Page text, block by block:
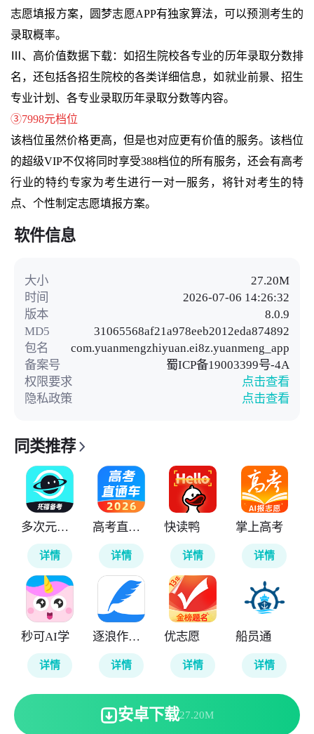
志愿填报方案，圆梦志愿APP有独家算法，可以预测考生的
录取概率。
Ⅲ、高价值数据下载：如招生院校各专业的历年录取分数排
名，还包括各招生院校的各类详细信息，如就业前景、招生
专业计划、各专业录取历年录取分数等内容。
③7998元档位
该档位虽然价格更高，但是也对应更有价值的服务。该档位
的超级VIP不仅将同时享受388档位的所有服务，还会有高考
行业的特约专家为考生进行一对一服务，将针对考生的特
点、个性制定志愿填报方案。
软件信息
大小
27.20M
时间
2026-07-06 14:26:32
版本
8.0.9
MD5
31065568af21a978eeb2012eda874892
包名
com.yuanmengzhiyuan.ei8z.yuanmeng_app
备案号
蜀ICP备19003399号-4A
权限要求
点击查看
隐私政策
点击查看
同类推荐
多次元托福
详情
高考直通车
详情
快读鸭
详情
掌上高考
详情
秒可AI学
详情
逐浪作家助手
详情
优志愿
详情
船员通
详情
安卓下载27.20M